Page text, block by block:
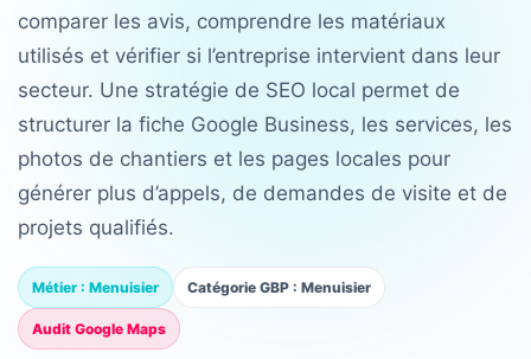
comparer les avis, comprendre les matériaux
utilisés et vérifier si l’entreprise intervient dans leur
secteur. Une stratégie de SEO local permet de
structurer la fiche Google Business, les services, les
photos de chantiers et les pages locales pour
générer plus d’appels, de demandes de visite et de
projets qualifiés.
Métier : Menuisier Catégorie GBP : Menuisier
Audit Google Maps